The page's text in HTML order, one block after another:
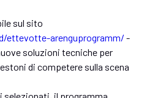
sul sito
ettevotte-arenguprogramm/ -
soluzioni tecniche per
di competere sulla scena
il programma